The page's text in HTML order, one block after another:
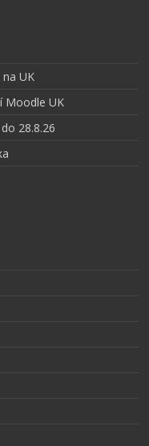
UK
Moodle UK
28.8.26